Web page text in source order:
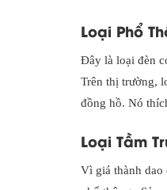
Loại Phổ
Đây là loại đèn
Trên thị trường,
đồng hồ. Nó
Loại Tầm
Vì giá thành dao